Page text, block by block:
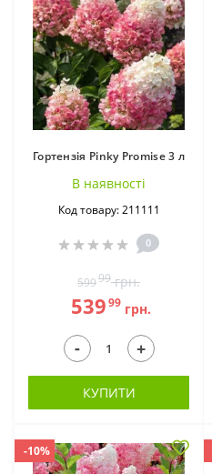
Гортензія Pinky Promise 3 л
В наявностi
Код товару: 211111
0
59999грн.
53999 грн.
- +
КУПИТИ
-10%